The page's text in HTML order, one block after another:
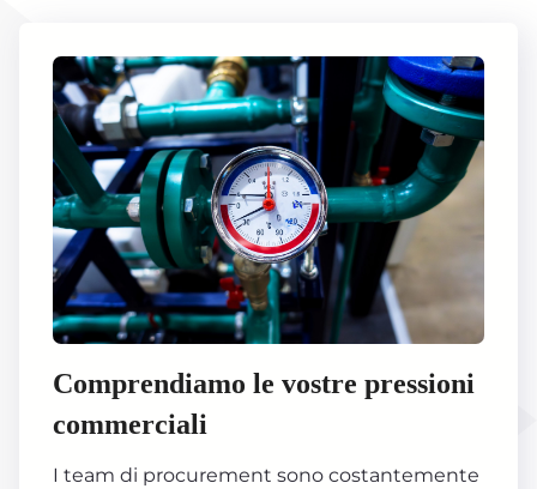
Comprendiamo le vostre pressioni
commerciali
I team di procurement sono costantemente